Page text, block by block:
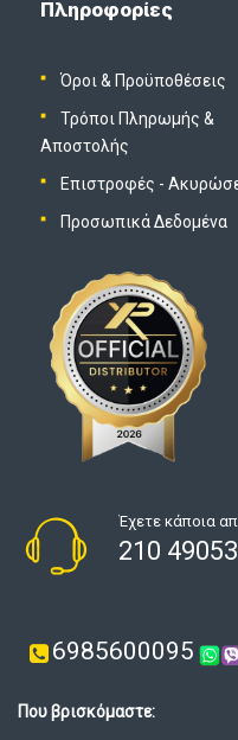
Πληροφορίες
Όροι & Προϋποθέσεις
Τρόποι Πληρωμής &
Αποστολής
Επιστροφές -
Προσωπικά Δεδομένα
Έχετε κάποια
210
6985600095
Που βρισκόμαστε: